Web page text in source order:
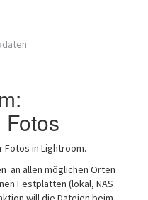
Fotos in Lightroom.
an allen möglichen Orten
Festplatten (lokal, NAS